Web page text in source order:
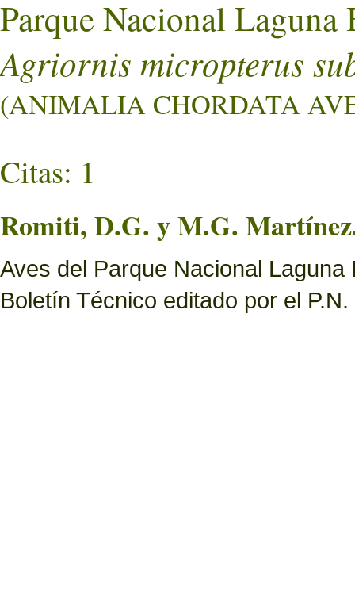
Parque Nacional Laguna
Agriornis micropterus
(ANIMALIA CHORDATA
Citas: 1
Romiti, D.G. y M.G.
Aves del Parque Nacional
Boletín Técnico editado por el